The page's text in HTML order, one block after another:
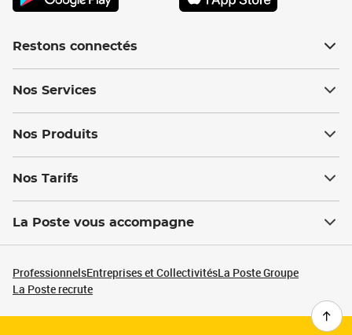
Restons connectés
Nos Services
Nos Produits
Nos Tarifs
La Poste vous accompagne
ProfessionnelsEntreprises et CollectivitésLa Poste Groupe
La Poste recrute